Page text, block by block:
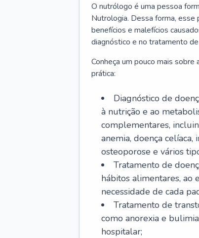
O nutrólogo é uma pessoa
Nutrologia. Dessa forma,
benefícios e malefícios
diagnóstico e no tratamento
Conheça um pouco mais
prática:
Diagnóstico de
à nutrição e ao
complementares,
anemia, doença celíaca,
osteoporose e vários
Tratamento de
hábitos alimentares, ao
necessidade de cada
Tratamento de
como anorexia e
hospitalar;